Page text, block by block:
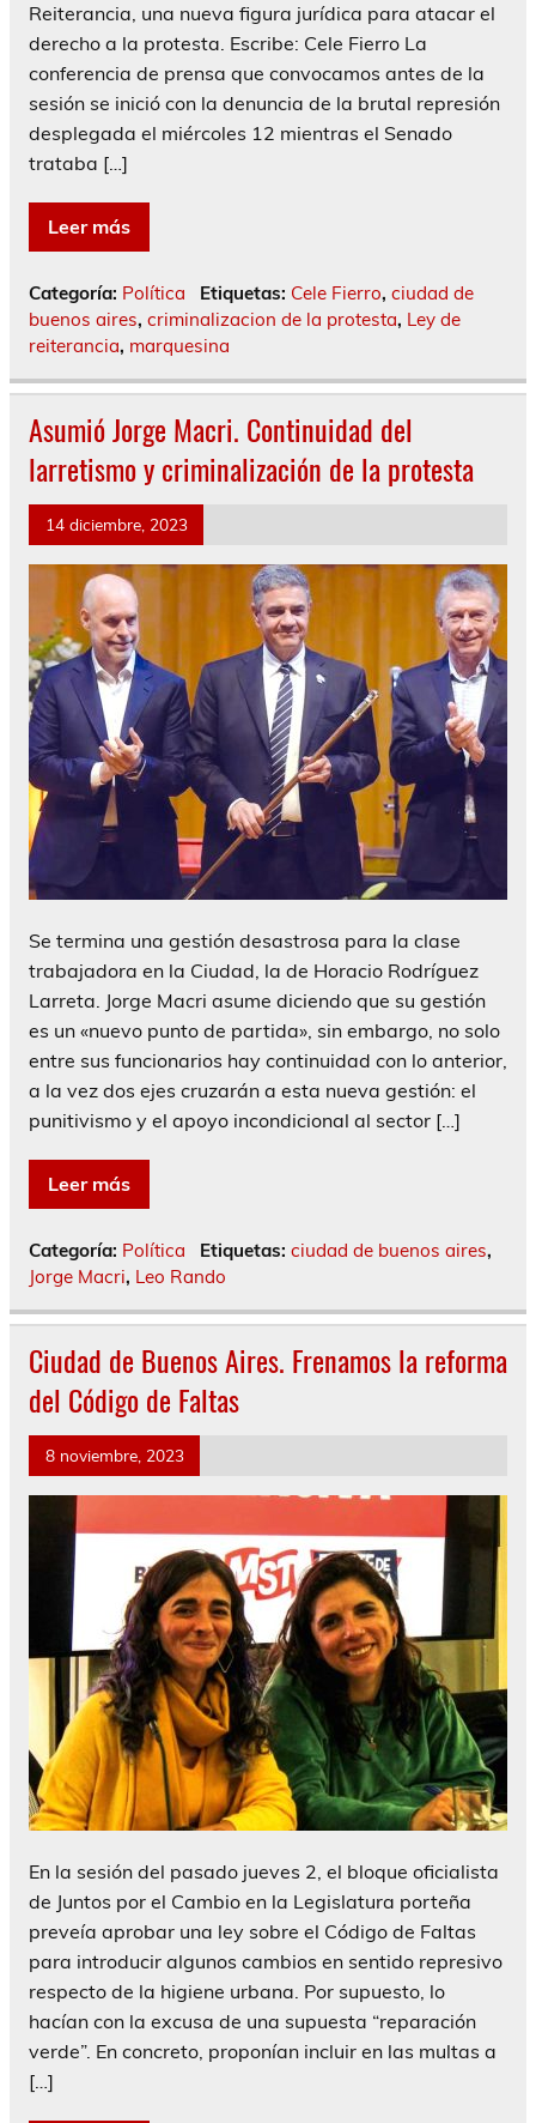
Reiterancia, una nueva figura jurídica para atacar el
derecho a la protesta. Escribe: Cele Fierro La
conferencia de prensa que convocamos antes de la
sesión se inició con la denuncia de la brutal represión
desplegada el miércoles 12 mientras el Senado
trataba […]
Leer más
Categoría: Política Etiquetas: Cele Fierro, ciudad de
buenos aires, criminalizacion de la protesta, Ley de
reiterancia, marquesina
Asumió Jorge Macri. Continuidad del
larretismo y criminalización de la protesta
14 diciembre, 2023
Se termina una gestión desastrosa para la clase
trabajadora en la Ciudad, la de Horacio Rodríguez
Larreta. Jorge Macri asume diciendo que su gestión
es un «nuevo punto de partida», sin embargo, no solo
entre sus funcionarios hay continuidad con lo anterior,
a la vez dos ejes cruzarán a esta nueva gestión: el
punitivismo y el apoyo incondicional al sector […]
Leer más
Categoría: Política Etiquetas: ciudad de buenos aires,
Jorge Macri, Leo Rando
Ciudad de Buenos Aires. Frenamos la reforma
del Código de Faltas
8 noviembre, 2023
En la sesión del pasado jueves 2, el bloque oficialista
de Juntos por el Cambio en la Legislatura porteña
preveía aprobar una ley sobre el Código de Faltas
para introducir algunos cambios en sentido represivo
respecto de la higiene urbana. Por supuesto, lo
hacían con la excusa de una supuesta “reparación
verde”. En concreto, proponían incluir en las multas a
[…]